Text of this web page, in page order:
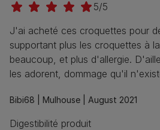
5/5
J'ai acheté ces croquettes pour
supportant plus les croquettes à
beaucoup, et plus d'allergie.
les adorent, dommage qu'il
Bibi68 | Mulhouse | August 2021
Digestibilité produit